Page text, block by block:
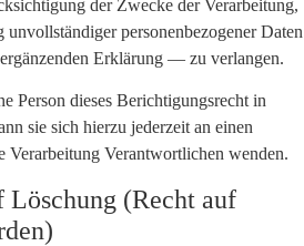
der Zwecke der Verarbeitung,
personenbezogener Daten
Erklärung — zu verlangen.
Person dieses Berichtigungsrecht in
sie sich hierzu jederzeit an einen
Verarbeitung Verantwortlichen wenden.
(Recht auf